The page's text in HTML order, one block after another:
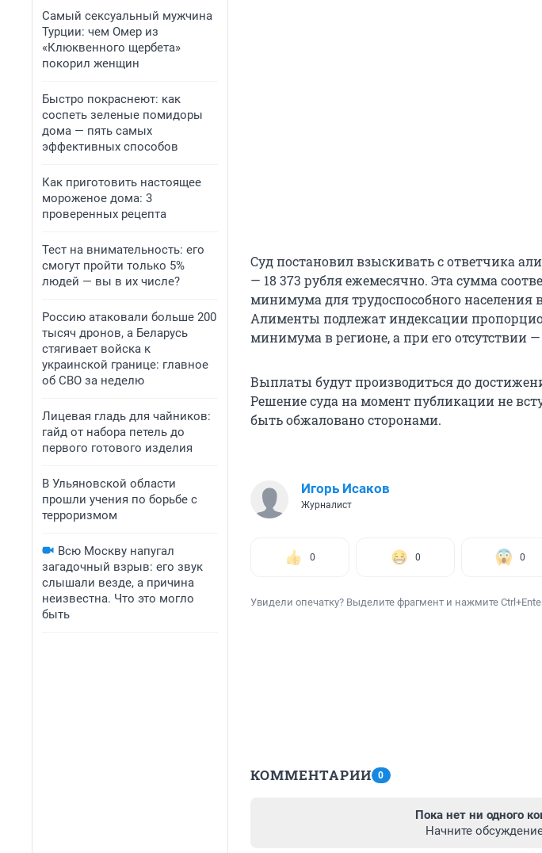
Самый сексуальный мужчина
Турции: чем Омер из
«Клюквенного щербета»
покорил женщин
Быстро покраснеют: как
соспеть зеленые помидоры
дома — пять самых
эффективных способов
Как приготовить настоящее
мороженое дома: 3
проверенных рецепта
Тест на внимательность: его
смогут пройти только 5%
людей — вы в их числе?
Россию атаковали больше 200
тысяч дронов, а Беларусь
стягивает войска к
украинской границе: главное
об СВО за неделю
Лицевая гладь для чайников:
гайд от набора петель до
первого готового изделия
В Ульяновской области
прошли учения по борьбе с
терроризмом
Всю Москву напугал
загадочный взрыв: его звук
слышали везде, а причина
неизвестна. Что это могло
быть
Суд постановил взыскивать с ответчика
— 18 373 рубля ежемесячно. Эта сумма
минимума для трудоспособного населения
Алименты подлежат индексации
минимума в регионе, а при его отсутствии
Выплаты будут производиться до
Решение суда на момент публикации не
быть обжаловано сторонами.
Игорь Исаков
Журналист
0 0 0
Увидели опечатку? Выделите фрагмент и нажмите
КОММЕНТАРИИ 0
Пока нет ни одного
Начните